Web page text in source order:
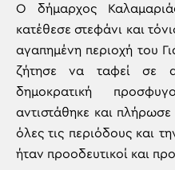
Ο δήμαρχος
κατέθεσε στεφάνι και
αγαπημένη περιοχή του
ζήτησε να ταφεί σε
δημοκρατική
αντιστάθηκε και
όλες τις περιόδους και
ήταν προοδευτικοί και